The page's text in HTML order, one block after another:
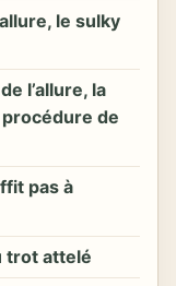
le sulky
l’allure, la
de
pas à
trot attelé